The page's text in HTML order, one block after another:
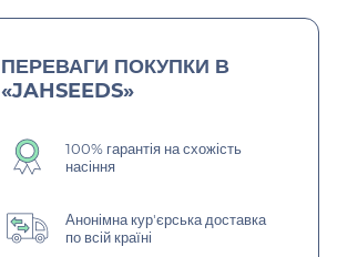
ПЕРЕВАГИ ПОКУПКИ В
«JAHSEEDS»
100% гарантія на схожість
насіння
Анонімна кур'єрська доставка
по всій країні